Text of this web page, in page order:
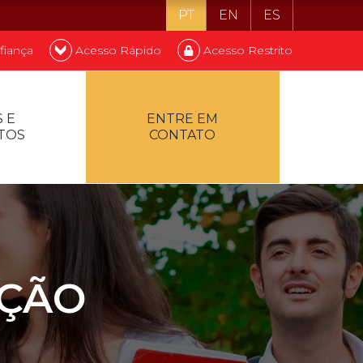
PT EN ES
Acesso Rápido Acesso Restrito
E
ENTRE EM
CONTATO